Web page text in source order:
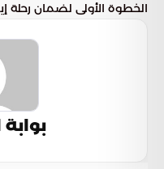
الخطوة الأولى لضمان رحلة